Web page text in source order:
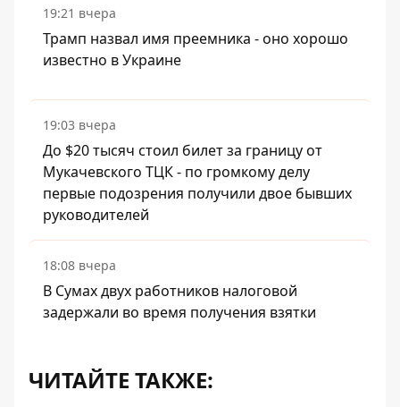
19:21 вчера
Трамп назвал имя преемника - оно хорошо
известно в Украине
19:03 вчера
До $20 тысяч стоил билет за границу от
Мукачевского ТЦК - по громкому делу
первые подозрения получили двое бывших
руководителей
18:08 вчера
В Сумах двух работников налоговой
задержали во время получения взятки
ЧИТАЙТЕ ТАКЖЕ: